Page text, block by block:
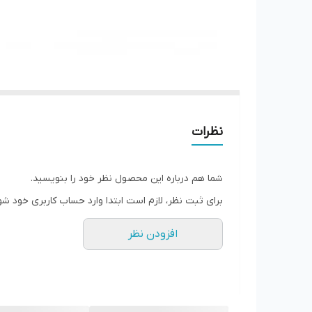
نظرات
شما هم درباره این محصول نظر خود را بنویسید.
برای ثبت نظر، لازم است ابتدا وارد حساب کاربری خود
افزودن نظر